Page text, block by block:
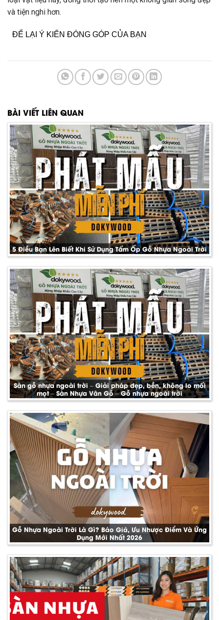
và tiện nghi hơn.
ĐỂ LẠI Ý KIẾN ĐÓNG GÓP CỦA BẠN
BÀI VIẾT LIÊN QUAN
5 Điều Bạn Lên Biết Khi Sử Dụng Tấm Ốp Gỗ Nhựa Ngoài Trời
Sàn gỗ nhựa ngoài trời – Giải pháp đẹp, bền, không lo mối
mọt – Sàn Nhựa Vân Gỗ – Gỗ nhựa ngoài trời
Gỗ Nhựa Ngoài Trời Là Gì? Báo Giá, Ưu Nhược Điểm Và Ứng
Dụng Mới Nhất 2026